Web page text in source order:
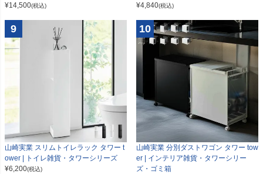
¥14,500(税込)
¥4,840(税込)
9
山崎実業 スリムトイレラック タワー t
ower | トイレ雑貨・タワーシリーズ
¥6,200(税込)
10
山崎実業 分別ダストワゴン タワー tow
er | インテリア雑貨・タワーシリー
ズ・ゴミ箱